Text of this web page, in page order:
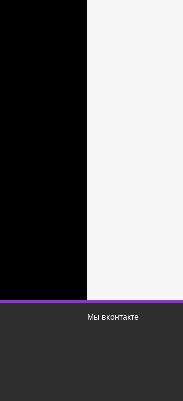
Мы вконтакте